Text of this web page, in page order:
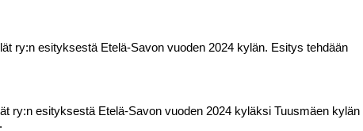
ry:n esityksestä Etelä-Savon vuoden 2024 kylän. Esitys tehdään
ry:n esityksestä Etelä-Savon vuoden 2024 kyläksi Tuusmäen kylän